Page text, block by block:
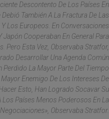
Descontento De Los Países En
También A La Fractura De Las
Los Europeos. En Conversaciones
Cooperaban En General Para
Pero Esta Vez, Observaba Stratfor,
Desarrollar Una Agenda Común
Perdido La Mayor Parte Del Tiempo
Enemigo De Los Intereses De
Esto, Han Logrado Socavar Su
Países Menos Poderosos En La
Observaba Stratfor.